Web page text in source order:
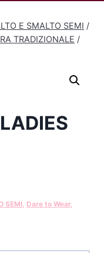
E SMALTO SEMI /
TRADIZIONALE /
SEMI Dare to Wear,